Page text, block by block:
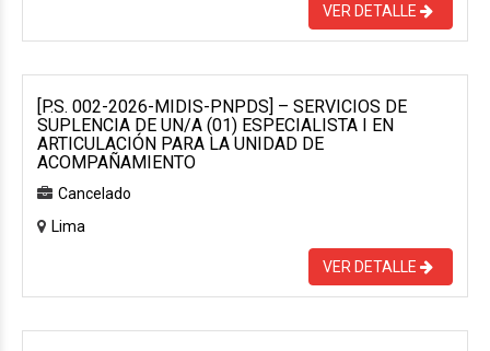
VER DETALLE
[P.S. 002-2026-MIDIS-PNPDS] – SERVICIOS DE
SUPLENCIA DE UN/A (01) ESPECIALISTA I EN
ARTICULACIÓN PARA LA UNIDAD DE
ACOMPAÑAMIENTO
Cancelado
Lima
VER DETALLE